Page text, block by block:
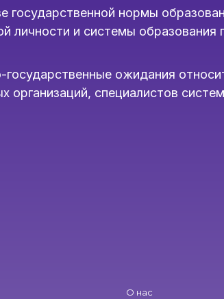
нормы
и системы образования
ожидания
специалистов
О нас